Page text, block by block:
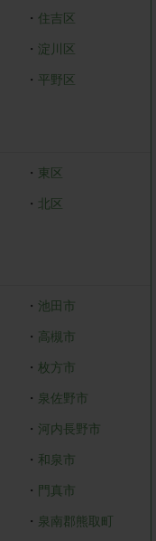
・ 住吉区
・ 淀川区
・平野区
・ 東区
・ 北区
・ 池田市
・ 高槻市
・枚方市
・ 泉佐野市
・ 河内長野市
・ 和泉市
・ 門真市
・ 泉南郡熊取町